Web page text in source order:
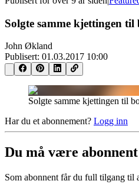
Solgte samme kjettingen
John Økland
Publisert: 01.03.2017 10:00
Solgte samme kjettingen til
Har du et abonnement? Logg inn
Du må være
Som abonnent får du full tilgang til